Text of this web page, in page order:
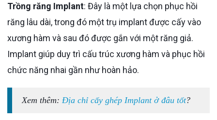
Trồng răng Implant: Đây là một lựa chọn phục hồi
răng lâu dài, trong đó một trụ implant được cấy vào
xương hàm và sau đó được gắn với một răng giả.
Implant giúp duy trì cấu trúc xương hàm và phục hồi
chức năng nhai gần như hoàn hảo.
Xem thêm: Địa chỉ cấy ghép Implant ở đâu tốt?